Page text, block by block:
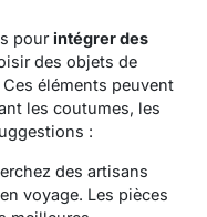
pour intégrer des
des objets de
éléments peuvent
les coutumes, les
:
des artisans
voyage. Les pièces